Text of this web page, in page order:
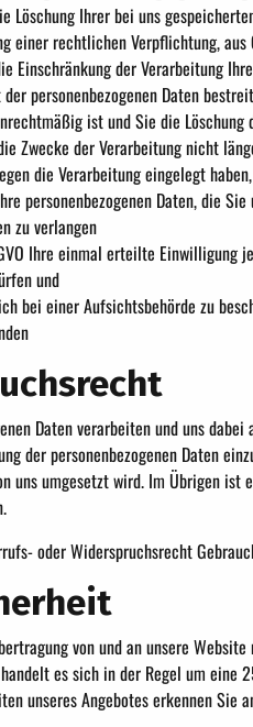
Löschung Ihrer bei uns
einer rechtlichen Verpflichtung,
Einschränkung der Verarbeitung
personenbezogenen Daten
ist und Sie die Löschung
Zwecke der Verarbeitung nicht
die Verarbeitung eingelegt
personenbezogenen Daten, die
zu verlangen
Ihre einmal erteilte Einwilligung
und
bei einer Aufsichtsbehörde zu
Daten verarbeiten und uns
der personenbezogenen Daten
uns umgesetzt wird. Im Übrigen
oder Widerspruchsrecht
von und an unsere
es sich in der Regel um
unseres Angebotes erkennen